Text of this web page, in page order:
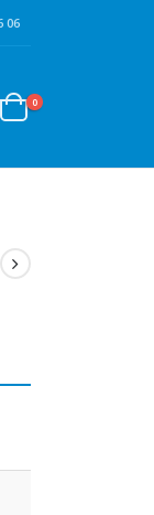
06
0